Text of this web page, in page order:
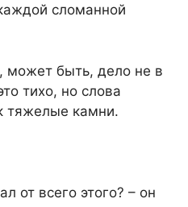
сломанной
может быть, дело не в
тихо, но слова
тяжелые камни.
от всего этого? – он